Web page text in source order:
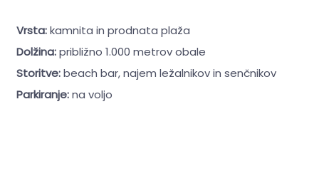
Vrsta:kamnita in prodnata plaža
Dolžina:približno 1.000 metrov obale
Storitve:beach bar, najem ležalnikov in senčnikov
Parkiranje:na voljo